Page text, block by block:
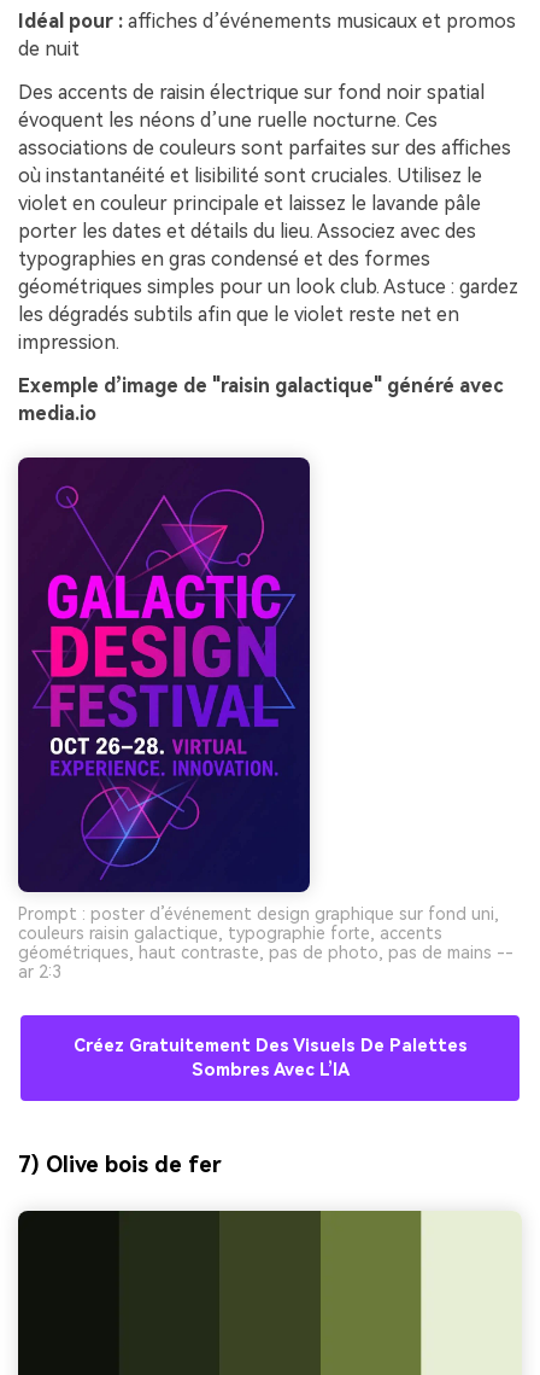
Idéal pour : affiches d’événements musicaux et promos
de nuit
Des accents de raisin électrique sur fond noir spatial
évoquent les néons d’une ruelle nocturne. Ces
associations de couleurs sont parfaites sur des affiches
où instantanéité et lisibilité sont cruciales. Utilisez le
violet en couleur principale et laissez le lavande pâle
porter les dates et détails du lieu. Associez avec des
typographies en gras condensé et des formes
géométriques simples pour un look club. Astuce : gardez
les dégradés subtils afin que le violet reste net en
impression.
Exemple d’image de "raisin galactique" généré avec
media.io
Prompt : poster d’événement design graphique sur fond uni,
couleurs raisin galactique, typographie forte, accents
géométriques, haut contraste, pas de photo, pas de mains --
ar 2:3
Créez Gratuitement Des Visuels De Palettes
Sombres Avec L’IA
7) Olive bois de fer